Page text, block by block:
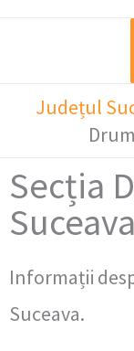
Județul
Secția
Suceava
Informații
Suceava.